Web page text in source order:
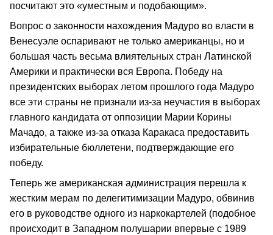
посчитают это «уместным и подобающим».
Вопрос о законности нахождения Мадуро во власти в
Венесуэле оспаривают не только американцы, но и
большая часть весьма влиятельных стран Латинской
Америки и практически вся Европа. Победу на
президентских выборах летом прошлого года Мадуро
все эти страны не признали из-за неучастия в выборах
главного кандидата от оппозиции Марии Корины
Мачадо, а также из-за отказа Каракаса предоставить
избирательные бюллетени, подтверждающие его
победу.
Теперь же американская администрация перешла к
жестким мерам по делегитимизации Мадуро, обвинив
его в руководстве одного из наркокартелей (подобное
происходит в Западном полушарии впервые с 1989